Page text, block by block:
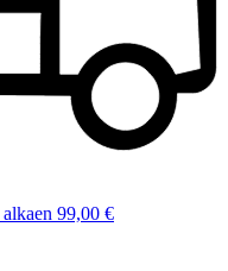
alkaen 99,00 €